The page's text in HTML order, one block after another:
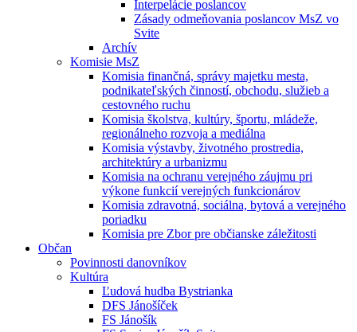
Interpelácie poslancov
Zásady odmeňovania poslancov MsZ vo
Svite
Archív
Komisie MsZ
Komisia finančná, správy majetku mesta,
podnikateľských činností, obchodu, služieb a
cestovného ruchu
Komisia školstva, kultúry, športu, mládeže,
regionálneho rozvoja a mediálna
Komisia výstavby, životného prostredia,
architektúry a urbanizmu
Komisia na ochranu verejného záujmu pri
výkone funkcií verejných funkcionárov
Komisia zdravotná, sociálna, bytová a verejného
poriadku
Komisia pre Zbor pre občianske záležitosti
Občan
Povinnosti danovníkov
Kultúra
Ľudová hudba Bystrianka
DFS Jánošíček
FS Jánošík